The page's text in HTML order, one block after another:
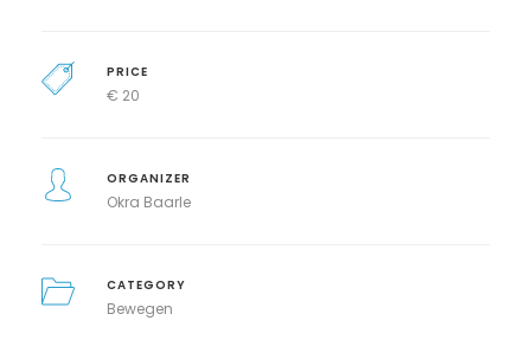
PRICE
€ 20
ORGANIZER
Okra Baarle
CATEGORY
Bewegen